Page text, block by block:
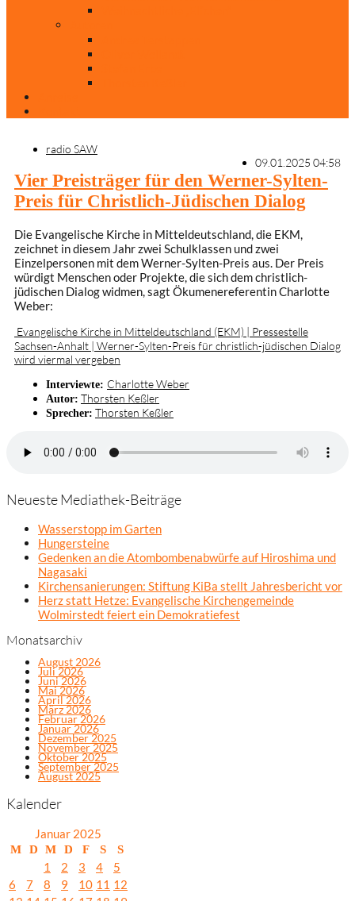
radio SAW
09.01.2025 04:58
Vier Preisträger für den Werner-Sylten-
Preis für Christlich-Jüdischen Dialog
Die Evangelische Kirche in Mitteldeutschland, die EKM,
zeichnet in diesem Jahr zwei Schulklassen und zwei
Einzelpersonen mit dem Werner-Sylten-Preis aus. Der Preis
würdigt Menschen oder Projekte, die sich dem christlich-
jüdischen Dialog widmen, sagt Ökumenereferentin Charlotte
Weber:
Evangelische Kirche in Mitteldeutschland (EKM) | Pressestelle
Sachsen-Anhalt | Werner-Sylten-Preis für christlich-jüdischen Dialog
wird viermal vergeben
Interviewte: Charlotte Weber
Autor: Thorsten Keßler
Sprecher: Thorsten Keßler
Neueste Mediathek-Beiträge
Wasserstopp im Garten
Hungersteine
Gedenken an die Atombombenabwürfe auf Hiroshima und
Nagasaki
Kirchensanierungen: Stiftung KiBa stellt Jahresbericht vor
Herz statt Hetze: Evangelische Kirchengemeinde
Wolmirstedt feiert ein Demokratiefest
Monatsarchiv
August 2026
Juli 2026
Juni 2026
Mai 2026
April 2026
März 2026
Februar 2026
Januar 2026
Dezember 2025
November 2025
Oktober 2025
September 2025
August 2025
Kalender
Januar 2025
M D M D F S S
1 2 3 4
5
6
7 8 9 10 11 12